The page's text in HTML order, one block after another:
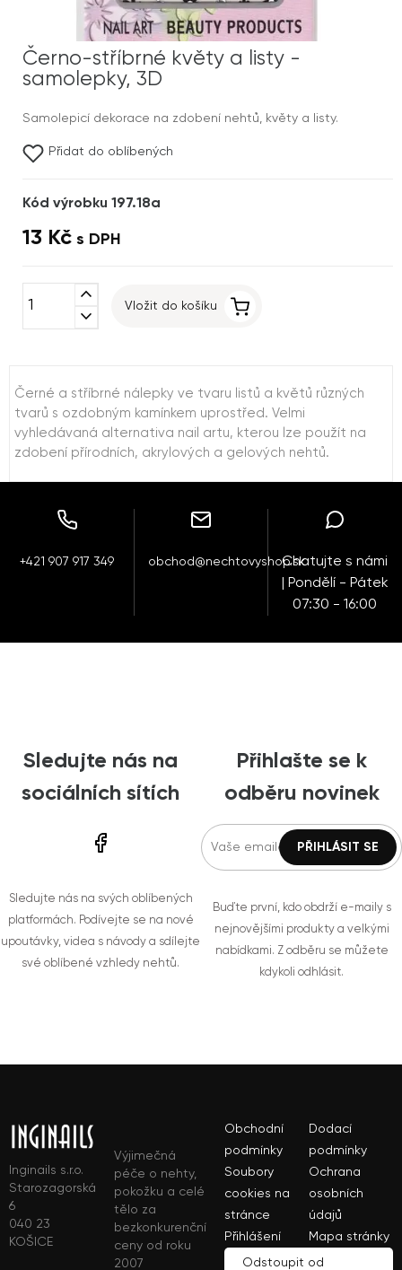
Černo-stříbrné květy a listy -
samolepky, 3D
Samolepicí dekorace na zdobení nehtů, květy a listy.
Přidat do oblíbených
Kód výrobku 197.18a
13 Kč s DPH
expand_less
expand_more
Vložit do košíku
Černé a stříbrné nálepky ve tvaru listů a květů různých
tvarů s ozdobným kamínkem uprostřed. Velmi
vyhledávaná alternativa nail artu, kterou lze použít na
zdobení přírodních, akrylových a gelových nehtů.
+421 907 917 349 obchod@nechtovyshop.skChatujte s námi
| Pondělí - Pátek
07:30 - 16:00
Sledujte nás na
sociálních sítích
Sledujte nás na svých oblíbených
platformách. Podívejte se na nové
upoutávky, videa s návody a sdílejte
své oblíbené vzhledy nehtů.
Přihlašte se k
odběru novinek
Buďte první, kdo obdrží e-maily s
nejnovějšími produkty a velkými
nabídkami. Z odběru se můžete
kdykoli odhlásit.
Inginails s.r.o.
Starozagorská
6
040 23
KOŠICE
Výjimečná
péče o nehty,
pokožku a celé
tělo za
bezkonkurenční
ceny od roku
2007
Obchodní
podmínky
Dodací
podmínky
Soubory
cookies na
stránce
Ochrana
osobních
údajů
Přihlášení
Mapa stránky
Odstoupit od